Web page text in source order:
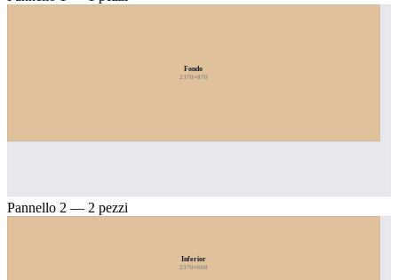
Fondo
2370×870
Pannello 2 — 2 pezzi
Inferior
2370×600